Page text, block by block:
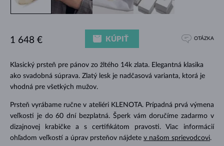
Klasický prsteň pre pánov zo žltého 14k zlata. Elegantná klasika
ako svadobná súprava. Zlatý lesk je nadčasová varianta, ktorá je
vhodná pre všetkých mužov.
Prsteň vyrábame ručne v ateliéri KLENOTA. Prípadná prvá výmena
veľkosti je do 60 dní bezplatná. Šperk vám doručíme zadarmo v
dizajnovej krabičke a s certifikátom pravosti. Viac informácií
ohľadom veľkostí a úprav prsteňov nájdete v našom sprievodcovi.
1 648 € KÚPIŤ OTÁZKA